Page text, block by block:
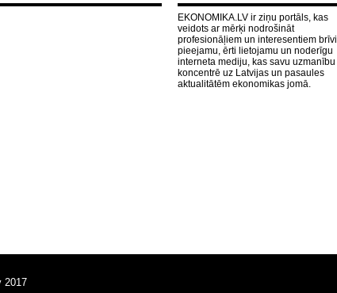
EKONOMIKA.LV ir ziņu portāls, kas
veidots ar mērķi nodrošināt
profesionāļiem un interesentiem brīvi
pieejamu, ērti lietojamu un noderīgu
interneta mediju, kas savu uzmanību
koncentrē uz Latvijas un pasaules
aktualitātēm ekonomikas jomā.
2017